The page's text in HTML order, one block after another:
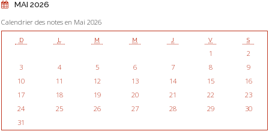
MAI 2026
Calendrier des notes en Mai 2026
D L M M J V S
1
2
3
4 5 6 7 8
9
10
11 12 13 14 15
16
17
18 19 20 21 22
23
24
25 26 27 28 29
30
31